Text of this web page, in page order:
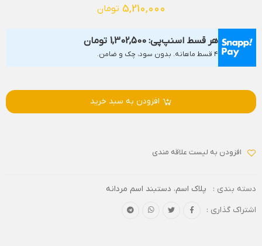
5,210,000 تومان
هر قسط اسنپ‌پی: 1,302,500 تومان
۴ قسط ماهانه. بدون سود، چک و ضامن.
افزودن به سبد خرید
افزودن به لیست علاقه مندی
دسته بندی : پلاک اسم، دستبند اسم مردانه
اشتراک گذاری :